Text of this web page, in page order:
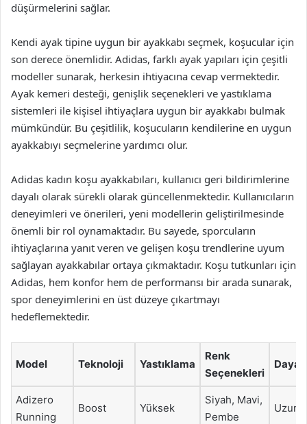
düşürmelerini sağlar.
Kendi ayak tipine uygun bir ayakkabı seçmek, koşucular için
son derece önemlidir. Adidas, farklı ayak yapıları için çeşitli
modeller sunarak, herkesin ihtiyacına cevap vermektedir.
Ayak kemeri desteği, genişlik seçenekleri ve yastıklama
sistemleri ile kişisel ihtiyaçlara uygun bir ayakkabı bulmak
mümkündür. Bu çeşitlilik, koşucuların kendilerine en uygun
ayakkabıyı seçmelerine yardımcı olur.
Adidas kadın koşu ayakkabıları, kullanıcı geri bildirimlerine
dayalı olarak sürekli olarak güncellenmektedir. Kullanıcıların
deneyimleri ve önerileri, yeni modellerin geliştirilmesinde
önemli bir rol oynamaktadır. Bu sayede, sporcuların
ihtiyaçlarına yanıt veren ve gelişen koşu trendlerine uyum
sağlayan ayakkabılar ortaya çıkmaktadır. Koşu tutkunları için
Adidas, hem konfor hem de performansı bir arada sunarak,
spor deneyimlerini en üst düzeye çıkartmayı
hedeflemektedir.
Model Teknoloji Yastıklama
Renk
Seçenekleri
Adizero
Running
Boost Yüksek
Siyah, Mavi,
Pembe
Uzun